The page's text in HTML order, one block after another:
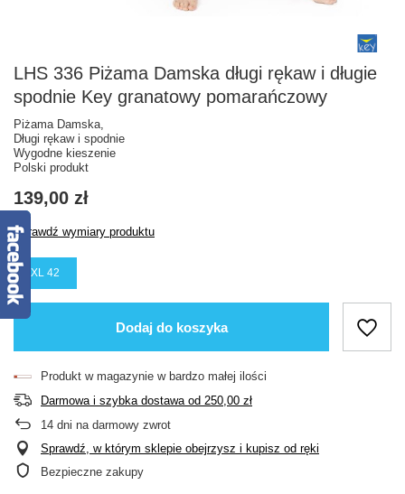
LHS 336 Piżama Damska długi rękaw i długie
spodnie Key granatowy pomarańczowy
Piżama Damska,
Długi rękaw i spodnie
Wygodne kieszenie
Polski produkt
139,00 zł
Sprawdź wymiary produktu
XL 42
Dodaj do koszyka
Produkt w magazynie w bardzo małej ilości
Darmowa i szybka dostawaod 250,00 zł
14 dni na darmowy zwrot
Sprawdź, w którym sklepie obejrzysz i kupisz od ręki
Bezpieczne zakupy